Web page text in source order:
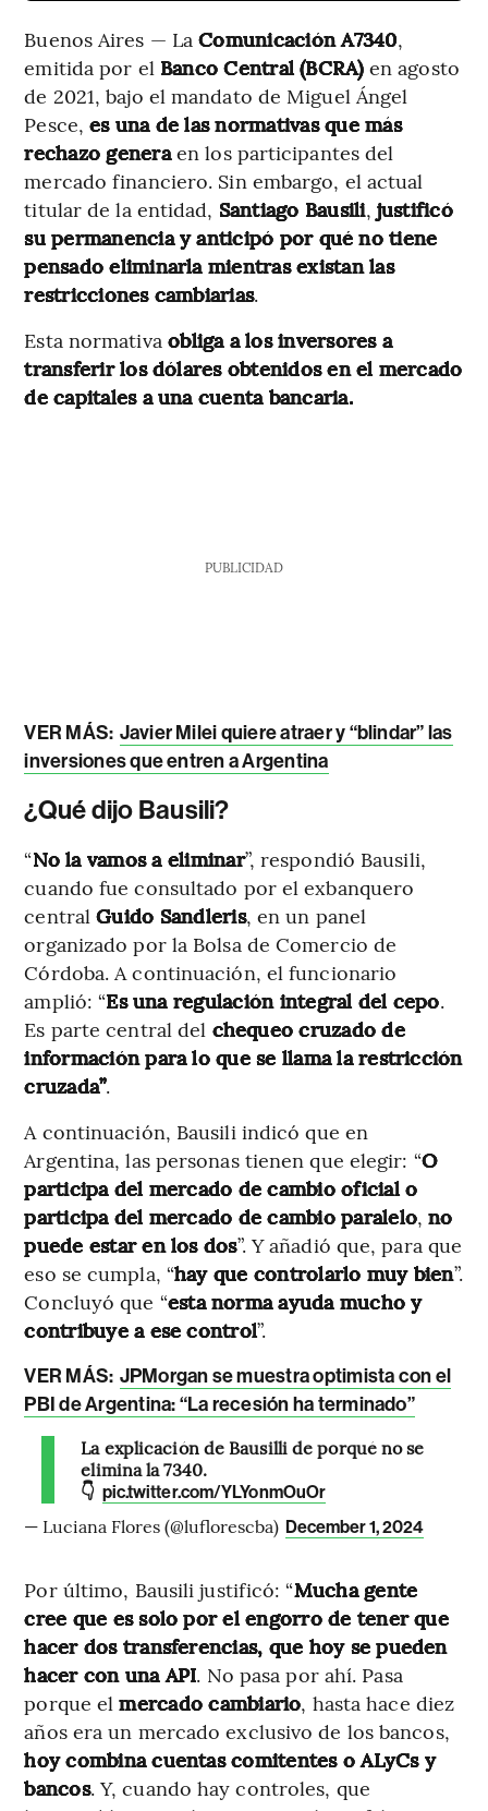
Buenos Aires — LaComunicación A7340,
emitida por el Banco Central (BCRA) en agosto
de 2021, bajo el mandato de Miguel Ángel
Pesce,es una de las normativas que más
rechazo generaen los participantes del
mercado financiero. Sin embargo, el actual
titular de la entidad, Santiago Bausili, justificó
su permanencia y anticipó por qué no tiene
pensado eliminarla mientras existan las
restricciones cambiarias.
Esta normativaobliga a los inversores a
transferir los dólares obtenidos en el mercado
de capitales a una cuenta bancaria.
PUBLICIDAD
VER MÁS: Javier Milei quiere atraer y “blindar” las
inversiones que entren a Argentina
¿Qué dijo Bausili?
“No la vamos a eliminar”, respondió Bausili,
cuando fue consultado por el exbanquero
centralGuido Sandleris, en un panel
organizado por la Bolsa de Comercio de
Córdoba. A continuación, el funcionario
amplió: “Es una regulación integral del cepo.
Es parte central del chequeo cruzado de
información para lo que se llama la restricción
cruzada”.
A continuación, Bausili indicó que en
Argentina, las personas tienen que elegir: “O
participa del mercado de cambio oficial o
participa del mercado de cambio paralelo,no
puede estar en los dos”. Y añadió que, para que
eso se cumpla, “hay que controlarlo muy bien”.
Concluyó que “esta norma ayuda mucho y
contribuye a ese control”.
VER MÁS: JPMorgan se muestra optimista con el
PBI de Argentina: “La recesión ha terminado”
La explicación de Bausilli de porqué no se
elimina la 7340.
👇 pic.twitter.com/YLYonmOuOr
— Luciana Flores (@luflorescba) December 1, 2024
Por último, Bausili justificó: “Mucha gente
cree que es solo por el engorro de tener que
hacer dos transferencias, que hoy se pueden
hacer con una API. No pasa por ahí. Pasa
porque elmercado cambiario, hasta hace diez
años era un mercado exclusivo de los bancos,
hoy combina cuentas comitentes o ALyCs y
bancos. Y, cuando hay controles, que